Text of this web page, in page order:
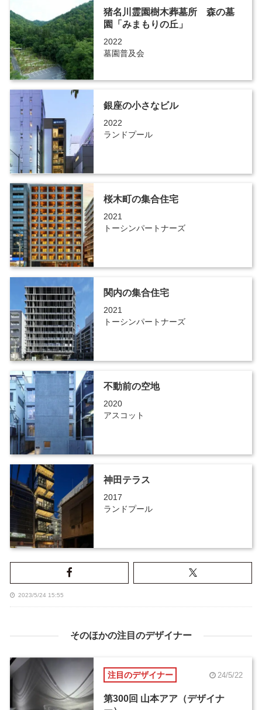
猪名川霊園樹木葬墓所 森の墓
園「みまもりの丘」
2022
墓園普及会
銀座の小さなビル
2022
ランドプール
桜木町の集合住宅
2021
トーシンパートナーズ
関内の集合住宅
2021
トーシンパートナーズ
不動前の空地
2020
アスコット
神田テラス
2017
ランドプール
2023/5/24 15:55
そのほかの注目のデザイナー
注目のデザイナー 24/5/22
第300回 山本アア（デザイナ